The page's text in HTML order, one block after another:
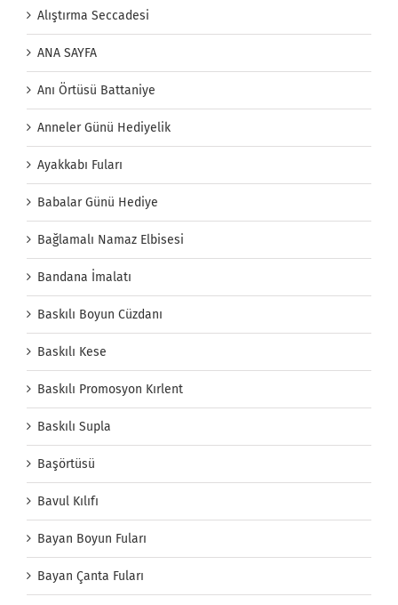
Alıştırma Seccadesi
ANA SAYFA
Anı Örtüsü Battaniye
Anneler Günü Hediyelik
Ayakkabı Fuları
Babalar Günü Hediye
Bağlamalı Namaz Elbisesi
Bandana İmalatı
Baskılı Boyun Cüzdanı
Baskılı Kese
Baskılı Promosyon Kırlent
Baskılı Supla
Başörtüsü
Bavul Kılıfı
Bayan Boyun Fuları
Bayan Çanta Fuları